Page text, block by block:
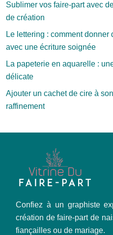
Sublimer vos faire-part avec
de création
Le lettering : comment donner
avec une écriture soignée
La papeterie en aquarelle :
délicate
Ajouter un cachet de cire à
raffinement
Confiez à un graphiste
création de faire-part de
fiançailles ou de mariage.